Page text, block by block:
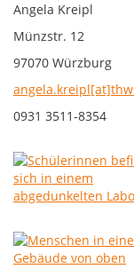
Angela Kreipl
Münzstr. 12
97070 Würzburg
0931 3511-8354